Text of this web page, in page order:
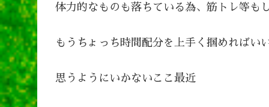
体力的なものも落ちている為、筋トレ等も
もうちょっち時間配分を上手く掴めればい
思うようにいかないここ最近